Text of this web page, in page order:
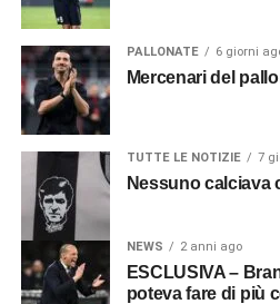
PALLONATE 6 giorni
Mercenari del
TUTTE LE NOTIZIE 7
Nessuno calciava
NEWS 2 anni ago
ESCLUSIVA –
poteva fare di più